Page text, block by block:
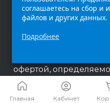
Главная Кабинет
интернет-сайт (
исключительно
ни при каких
офертой,
437 п.2
соглашаетесь на сбор и
файлов и других данных.
Подробнее